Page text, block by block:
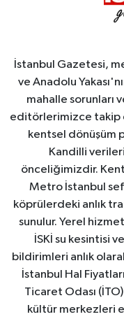
İstanbul Gazetesi,
ve Anadolu
mahalle sorunları
editörlerimizce takip
kentsel dönüşüm
Kandilli
önceliğimizdir. Kent
Metro İstanbul
köprülerdeki anlık
sunulur. Yerel
İSKİ su kesintisi
bildirimleri anlık
İstanbul Hal
Ticaret Odası
kültür merkezleri